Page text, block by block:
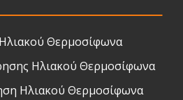
Θερμοσίφωνα
Ηλιακού Θερμοσίφωνα
Ηλιακού Θερμοσίφωνα